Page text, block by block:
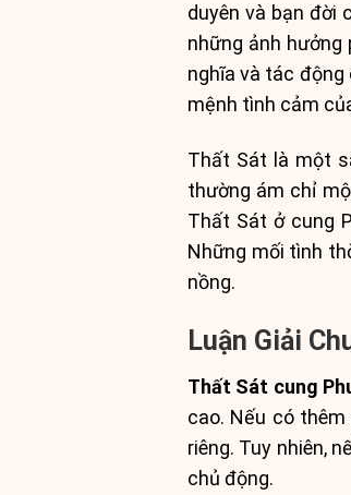
duyên và bạn đời
những ảnh
nghĩa và tác động
mệnh tình cảm
Thất Sát là một
thường ám chỉ
Thất Sát ở cung
Những mối tình
nồng.
Luận Giải
Thất Sát cung
cao. Nếu có
riêng. Tuy nhiên,
chủ động.